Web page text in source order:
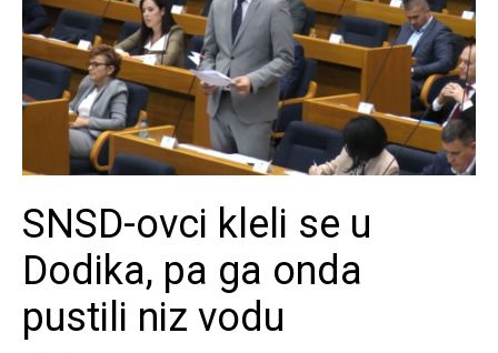
SNSD-ovci kleli se u
Dodika, pa ga onda
pustili niz vodu